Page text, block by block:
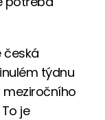
česká
týdnu
meziročního
je